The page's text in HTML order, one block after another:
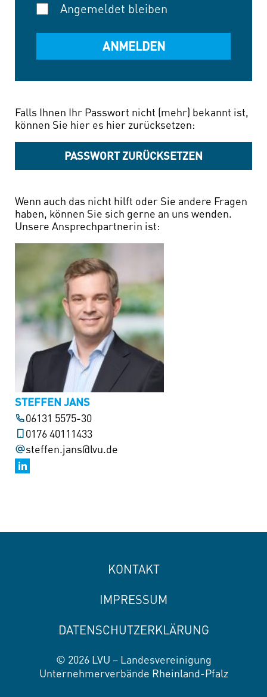
Angemeldet bleiben
Falls Ihnen Ihr Passwort nicht (mehr) bekannt ist,
können Sie hier es hier zurücksetzen:
PASSWORT ZURÜCKSETZEN
Wenn auch das nicht hilft oder Sie andere Fragen
haben, können Sie sich gerne an uns wenden.
Unsere Ansprechpartnerin ist:
STEFFEN JANS
06131 5575-30
0176 40111433
steffen.jans@lvu.de
KONTAKT
IMPRESSUM
DATENSCHUTZERKLÄRUNG
© 2026 LVU – Landesvereinigung
Unternehmerverbände Rheinland-Pfalz